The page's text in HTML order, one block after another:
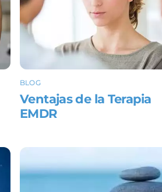
BLOG
Ventajas de la Terapia
EMDR